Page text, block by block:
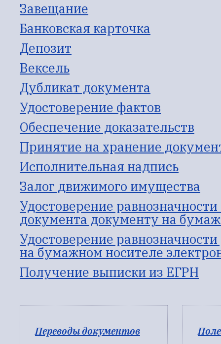
Завещание
Банковская карточка
Депозит
Вексель
Дубликат документа
Удостоверение фактов
Обеспечение доказательств
Принятие на хранение
Исполнительная надпись
Залог движимого имущества
Удостоверение
документа документу на
Удостоверение
на бумажном носителе
Получение выписки из ЕГРН
Переводы документов